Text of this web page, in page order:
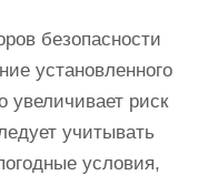
безопасности
установленного
увеличивает риск
учитывать
условия,